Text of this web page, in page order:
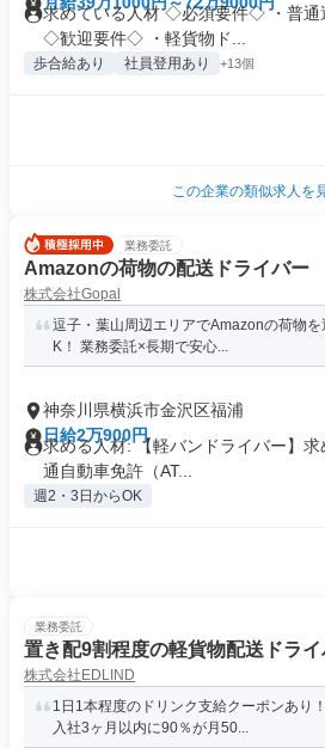
求めている人材 ◇必須要件◇ ・普通
◇歓迎要件◇ ・軽貨物ド...
歩合給あり 社員登用あり +13個
この企業の類似求人を
業務委託
Amazonの荷物の配送ドライバー
株式会社Gopal
逗子・葉山周辺エリアでAmazonの荷物
K！ 業務委託×長期で安心...
神奈川県横浜市金沢区福浦
日給2万900円
求める人材: 【軽バンドライバー】
通自動車免許（AT...
週2・3日からOK
業務委託
置き配9割程度の軽貨物配送ドラ
株式会社EDLIND
1日1本程度のドリンク支給クーポンあり
入社3ヶ月以内に90％が月50...